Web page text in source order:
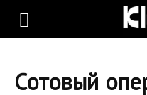
KLOOP.KG
Сотовый